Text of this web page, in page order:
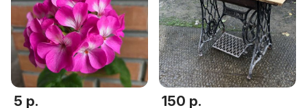
5 р. 150 р.